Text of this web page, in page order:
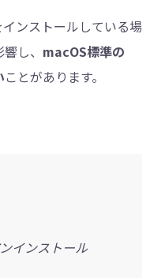
ンストールしている場
し、 macOS標準の
ことがあります。
インストール